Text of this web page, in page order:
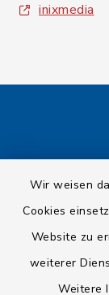
Wir weisen
Cookies
Website zu
weiterer
Weitere
inixmedia